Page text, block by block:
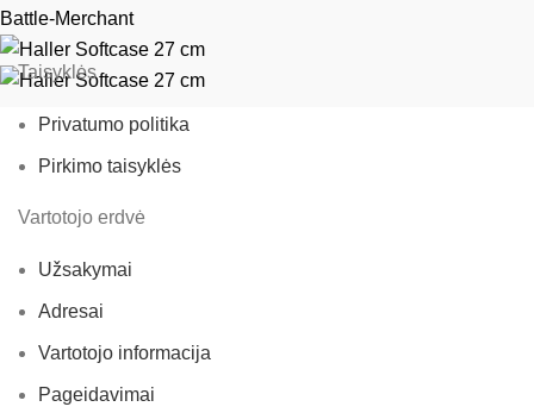
Battle-Merchant
Taisyklės
Privatumo politika
Pirkimo taisyklės
Vartotojo erdvė
Užsakymai
Adresai
Vartotojo informacija
Pageidavimai